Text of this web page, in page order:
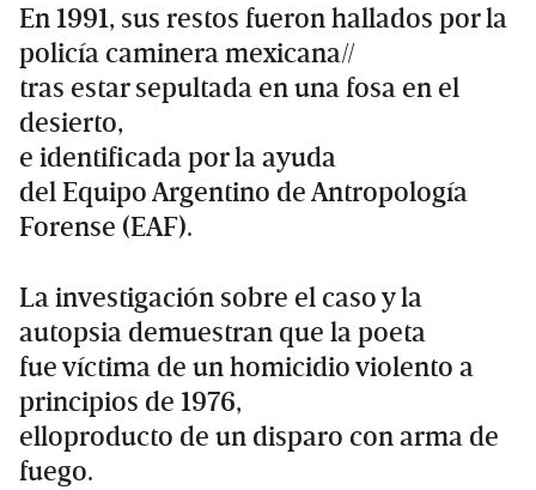
En 1991, sus restos fueron hallados por la
policía caminera mexicana//
tras estar sepultada en una fosa en el
desierto,
e identificada por la ayuda
del Equipo Argentino de Antropología
Forense (EAF).
La investigación sobre el caso y la
autopsia demuestran que la poeta
fue víctima de un homicidio violento a
principios de 1976,
elloproducto de un disparo con arma de
fuego.